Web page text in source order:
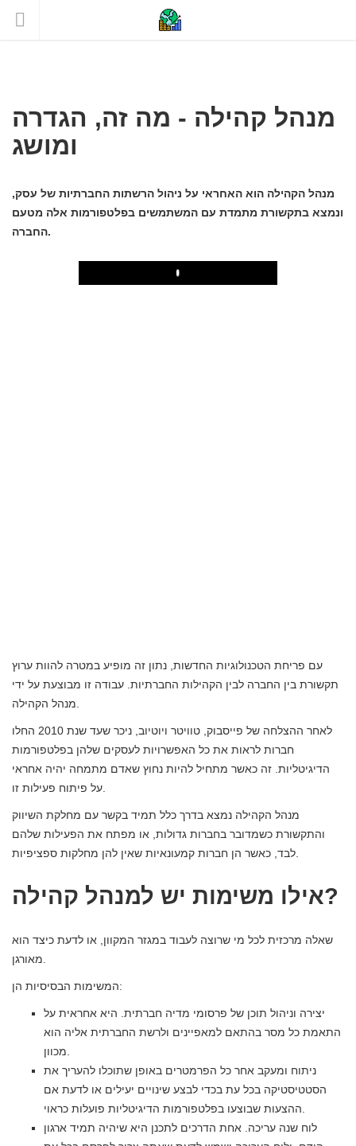
מנהל קהילה - מה זה, הגדרה
ומושג
מנהל הקהילה הוא האחראי על ניהול הרשתות החברתיות של עסק,
ונמצא בתקשורת מתמדת עם המשתמשים בפלטפורמות אלה מטעם
החברה.
Play
עם פריחת הטכנולוגיות החדשות, נתון זה מופיע במטרה להוות ערוץ
תקשורת בין החברה לבין הקהילות החברתיות. עבודה זו מבוצעת על ידי
לאחר ההצלחה של פייסבוק, טוויטר ויוטיוב, ניכר שעד שנת 2010 החלו
חברות לראות את כל האפשרויות לעסקים שלהן בפלטפורמות
הדיגיטליות. זה כאשר מתחיל להיות נחוץ שאדם מתמחה יהיה אחראי
מנהל הקהילה נמצא בדרך כלל תמיד בקשר עם מחלקת השיווק
והתקשורת כשמדובר בחברות גדולות, או מפתח את הפעילות שלהם
אילו משימות יש למנהל קהילה?
שאלה מרכזית לכל מי שרוצה לעבוד במגזר המקוון, או לדעת כיצד הוא
המשימות הבסיסיות הן:
יצירה וניהול תוכן של פרסומי מדיה חברתית. היא אחראית על
התאמת כל מסר בהתאם למאפיינים ולרשת החברתית אליה הוא
ניתוח ומעקב אחר כל הפרמטרים באופן שתוכלו להעריך את
הסטטיסטיקה בכל עת בכדי לבצע שינויים יעילים או לדעת אם
לוח שנה עריכה. אחת הדרכים לתכנן היא שיהיה תמיד ארגון